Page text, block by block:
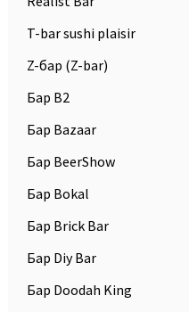
T-bar sushi plaisir
Z-бар (Z-bar)
Бар B2
Бар Bazaar
Бар BeerShow
Бар Bokal
Бар Brick Bar
Бар Diy Bar
Бар Doodah King